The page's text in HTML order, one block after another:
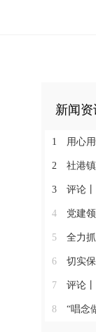
新闻资
1 用心用
2 社港镇探
3 评论丨
4 党建领
5 全力抓项
6 切实
7 评论丨聚
8 “唱念